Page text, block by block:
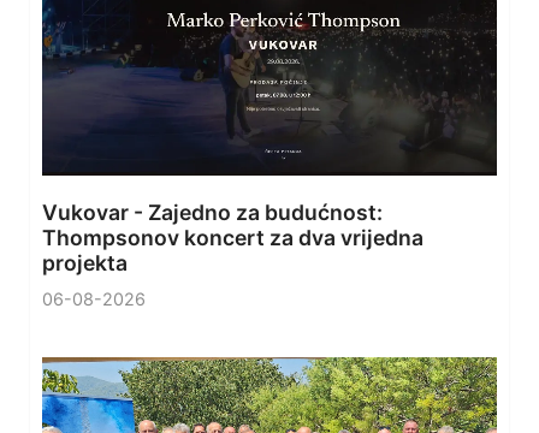
Vukovar - Zajedno za budućnost:
Thompsonov koncert za dva vrijedna
projekta
06-08-2026